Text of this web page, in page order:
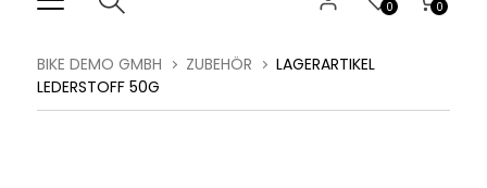
0
0
BIKE DEMO GMBH ZUBEHÖR
LAGERARTIKEL
LEDERSTOFF 50G